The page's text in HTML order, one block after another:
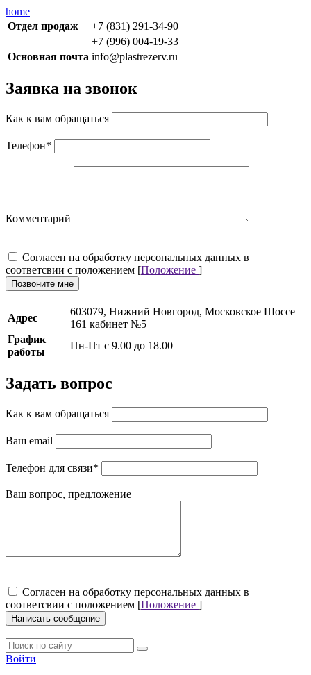
home
Отдел продаж
+7 (831) 291-34-90
+7 (996) 004-19-33
Основная почта info@plastrezerv.ru
Заявка на звонок
Как к вам обращаться
Телефон*
Комментарий
Cогласен на обработку персональных данных в
соответсвии с положением [Положение ]
Позвоните мне
Адрес
603079, Нижний Новгород, Московское Шоссе
161 кабинет №5
График
работы
Пн-Пт с 9.00 до 18.00
Задать вопрос
Как к вам обращаться
Ваш email
Телефон для связи*
Ваш вопрос, предложение
Cогласен на обработку персональных данных в
соответсвии с положением [Положение ]
Написать сообщение
Войти